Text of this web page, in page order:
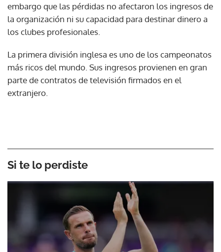
embargo que las pérdidas no afectaron los ingresos de
la organización ni su capacidad para destinar dinero a
los clubes profesionales.
La primera división inglesa es uno de los campeonatos
más ricos del mundo. Sus ingresos provienen en gran
parte de contratos de televisión firmados en el
extranjero.
Si te lo perdiste